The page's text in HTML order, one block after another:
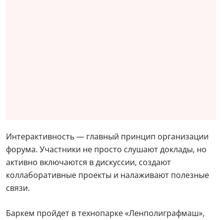
Интерактивность — главный принцип организации
форума. Участники не просто слушают доклады, но
активно включаются в дискуссии, создают
коллаборативные проекты и налаживают полезные
связи.
Баркем пройдет в технопарке «Ленполиграфмаш»,